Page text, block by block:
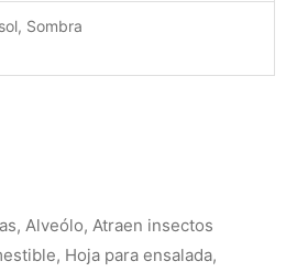
Sombra
, Alveólo, Atraen insectos
, Hoja para ensalada,